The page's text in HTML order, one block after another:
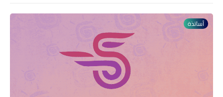
أساتذة